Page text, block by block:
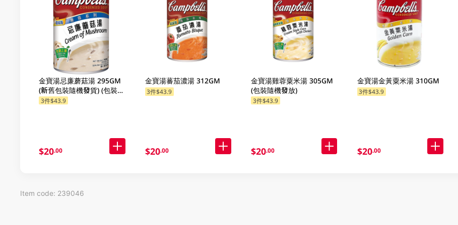
金寶湯忌廉蘑菇湯 295GM
(新舊包裝隨機發貨) (包裝隨
機發放)
3件$43.9
$20.00
金寶湯蕃茄濃湯 312GM
3件$43.9
$20.00
金寶湯雞蓉粟米湯 305GM
(包裝隨機發放)
3件$43.9
$20.00
金寶湯金黃粟米湯 310GM
3件$43.9
$20.00
Item code: 239046